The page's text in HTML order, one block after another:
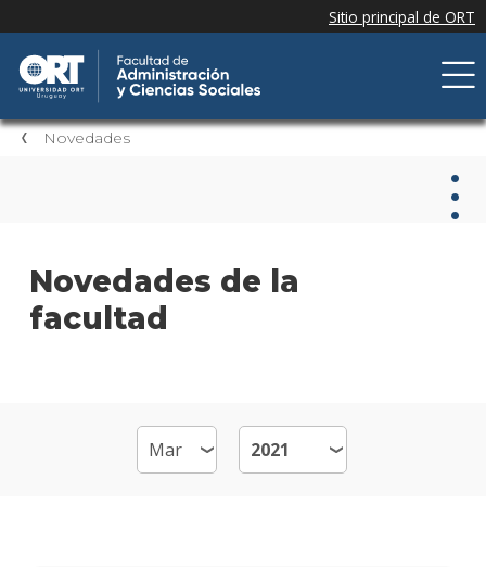
Novedades
Novedades de la
facultad